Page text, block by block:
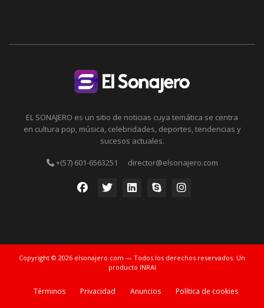
EL SONAJERO es un sitio de noticias cuya temática se centra
en cultura pop, música, celebridades, deportes, tendencias y
sucesos actuales.
+(57) 601-6563251 director@elsonajero.com
Copyright © 2026 elsonajero.com — Todos los derechos reservados. Un
producto INRAI
Términos Privacidad Anuncios
Política de cookies